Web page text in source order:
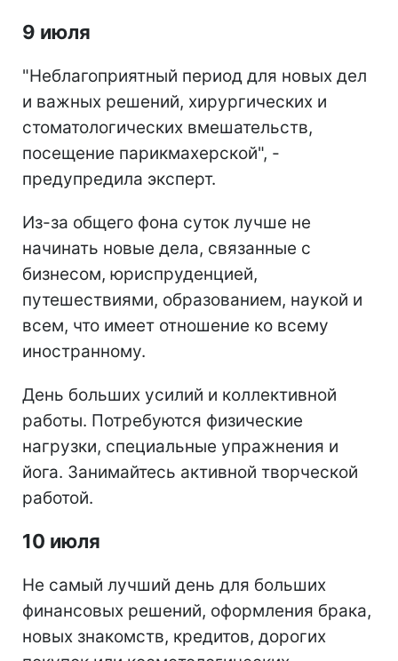
9 июля
"Неблагоприятный период для новых дел
и важных решений, хирургических и
стоматологических вмешательств,
посещение парикмахерской", -
предупредила эксперт.
Из-за общего фона суток лучше не
начинать новые дела, связанные с
бизнесом, юриспруденцией,
путешествиями, образованием, наукой и
всем, что имеет отношение ко всему
иностранному.
День больших усилий и коллективной
работы. Потребуются физические
нагрузки, специальные упражнения и
йога. Занимайтесь активной творческой
работой.
10 июля
Не самый лучший день для больших
финансовых решений, оформления брака,
новых знакомств, кредитов, дорогих